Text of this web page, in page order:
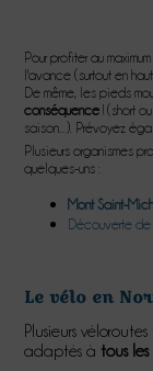
Pour profiter au
l'avance (surtout en
De même, les pieds
conséquence! (short
saison...). Prévoyez
Plusieurs organismes
quelques-uns :
Mont Saint-
Découverte
Le vélo en
Plusieurs
adaptés à tous